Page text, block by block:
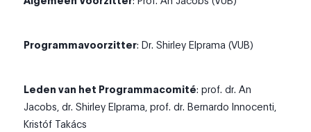
Programmavoorzitter: Dr. Shirley Elprama (VUB)
Leden van het Programmacomité: prof. dr. An
Jacobs, dr. Shirley Elprama, prof. dr. Bernardo Innocenti,
Kristóf Takács